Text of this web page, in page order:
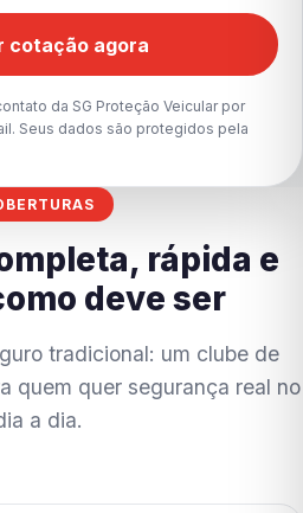
cotação agora
da SG Proteção Veicular por
Seus dados são protegidos pela
rápida e
deve ser
tradicional: um clube de
quem quer segurança real no
a dia.